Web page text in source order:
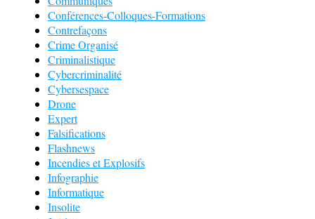
Conférences-Colloques-Formations
Contrefaçons
Crime Organisé
Criminalistique
Cybercriminalité
Cybersespace
Drone
Expert
Falsifications
Flashnews
Incendies et Explosifs
Infographie
Informatique
Insolite